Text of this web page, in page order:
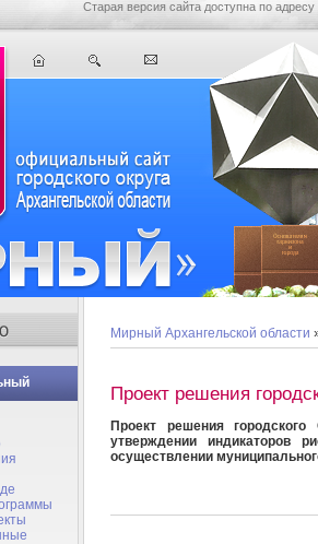
Старая версия сайта доступна по адресу
Мирный Архангельской области
Проект решения
Проект решения
утверждении индикаторов
осуществлении